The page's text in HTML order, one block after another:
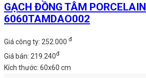
GẠCH ĐỒNG TÂM PORCELAIN
6060TAMDAO002
Giá công ty: 252.000 đ
Giá bán: 219.240đ
Kích thước: 60x60 cm